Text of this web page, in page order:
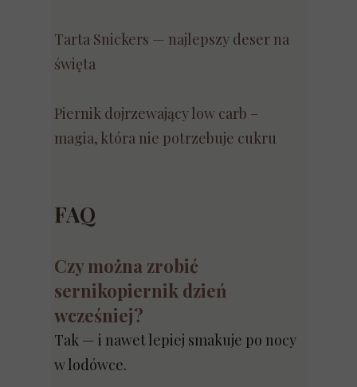
Tarta Snickers — najlepszy deser na
święta
Piernik dojrzewający low carb –
magia, która nie potrzebuje cukru
FAQ
Czy można zrobić
sernikopiernik dzień
wcześniej?
Tak — i nawet lepiej smakuje po nocy
w lodówce.